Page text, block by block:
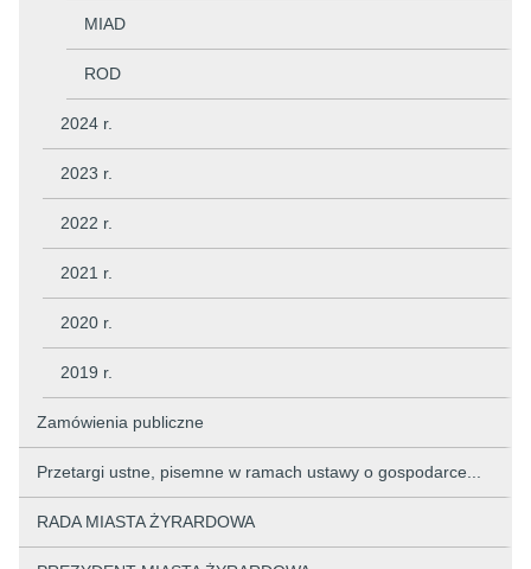
MIAD
ROD
2024 r.
2023 r.
2022 r.
2021 r.
2020 r.
2019 r.
Zamówienia publiczne
Przetargi ustne, pisemne w ramach ustawy o gospodarce...
RADA MIASTA ŻYRARDOWA